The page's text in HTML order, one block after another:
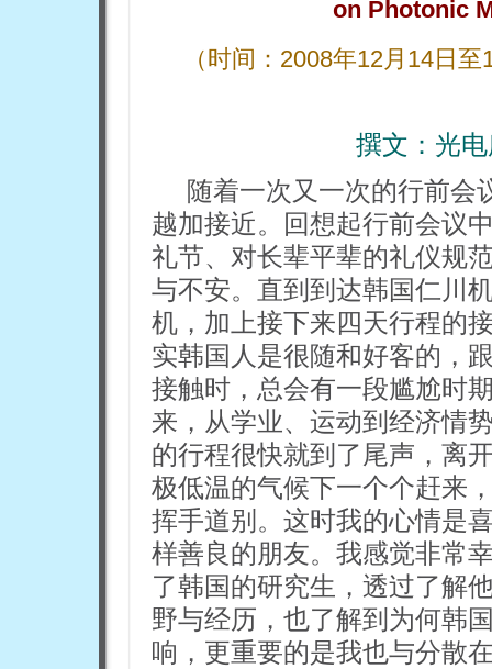
on Photonic
（时间： 2008年12月14日至
撰文： 光
随着一次又一次的行前会
越加接近。回想起行前会议
礼节、对长辈平辈的礼仪规
与不安。直到到达韩国仁川
机，加上接下来四天行程的
实韩国人是很随和好客的，
接触时，总会有一段尴尬时
来，从学业、运动到经济情
的行程很快就到了尾声，离
极低温的气候下一个个赶来
挥手道别。这时我的心情是
样善良的朋友。我感觉非常
了韩国的研究生，透过了解
野与经历，也了解到为何韩
响，更重要的是我也与分散